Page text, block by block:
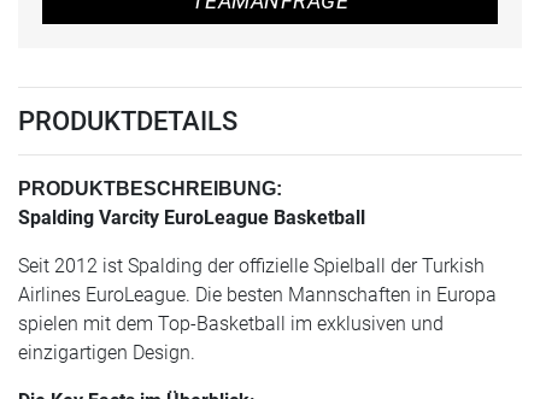
PRODUKTDETAILS
PRODUKTBESCHREIBUNG:
Spalding Varcity EuroLeague Basketball
Seit 2012 ist Spalding der offizielle Spielball der Turkish
Airlines EuroLeague. Die besten Mannschaften in Europa
spielen mit dem Top-Basketball im exklusiven und
einzigartigen Design.